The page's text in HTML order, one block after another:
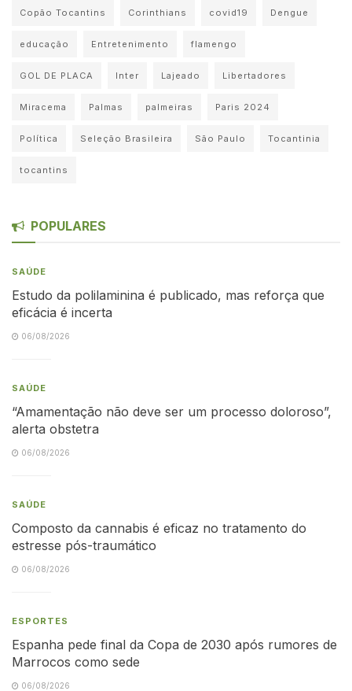
Copão Tocantins Corinthians covid19 Dengue
educação Entretenimento flamengo
GOL DE PLACA Inter Lajeado Libertadores
Miracema Palmas palmeiras Paris 2024
Política Seleção Brasileira São Paulo Tocantinia
tocantins
POPULARES
SAÚDE
Estudo da polilaminina é publicado, mas reforça que
eficácia é incerta
06/08/2026
SAÚDE
“Amamentação não deve ser um processo doloroso”,
alerta obstetra
06/08/2026
SAÚDE
Composto da cannabis é eficaz no tratamento do
estresse pós-traumático
06/08/2026
ESPORTES
Espanha pede final da Copa de 2030 após rumores de
Marrocos como sede
06/08/2026